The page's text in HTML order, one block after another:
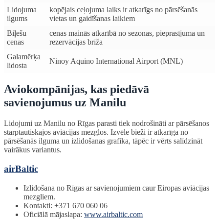
Lidojuma
ilgums
kopējais ceļojuma laiks ir atkarīgs no pārsēšanās
vietas un gaidīšanas laikiem
Biļešu
cenas
cenas mainās atkarībā no sezonas, pieprasījuma un
rezervācijas brīža
Galamērķa
lidosta
Ninoy Aquino International Airport (MNL)
Aviokompānijas, kas piedāvā
savienojumus uz Manilu
Lidojumi uz Manilu no Rīgas parasti tiek nodrošināti ar pārsēšanos
starptautiskajos aviācijas mezglos. Izvēle bieži ir atkarīga no
pārsēšanās ilguma un izlidošanas grafika, tāpēc ir vērts salīdzināt
vairākus variantus.
airBaltic
Izlidošana no Rīgas ar savienojumiem caur Eiropas aviācijas
mezgliem.
Kontakti: +371 670 060 06
Oficiālā mājaslapa: www.airbaltic.com